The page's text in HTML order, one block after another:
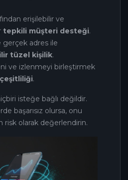
erişilebilir ve
tepkili müşteri desteği.
gerçek adres ile
tüzel kişilik.
ve izlenmeyi birleştirmek
.
isteğe bağlı değildir.
başarısız olursa, onu
risk olarak değerlendirin.